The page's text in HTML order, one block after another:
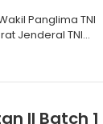
Panglima TNI
Jenderal TNI
II Batch 1